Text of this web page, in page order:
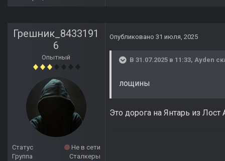
Грешник_8433191
6
Опытный
Статус
Не в сети
Группа
Сталкеры
Опубликовано 31 июля, 2025
В 31.07.2025 в 11:33, Ayden
лощины
Это дорога на Янтарь из